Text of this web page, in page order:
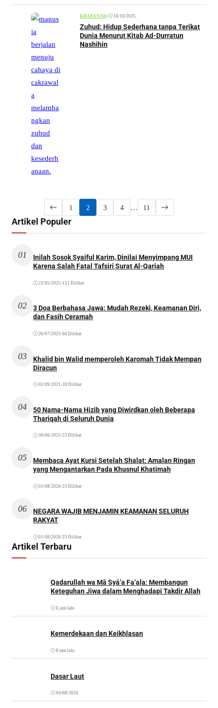
KHAZANAH• 18/10/2025
Zuhud: Hidup Sederhana tanpa Terikat
Dunia Menurut Kitab Ad-Durratun
Nashihin
1 2 3 4 … 11
Artikel Populer
01
Inilah Sosok Syaiful Karim, Dinilai Menyimpang MUI
Karena Salah Fatal Tafsiri Surat Al-Qariah
22/05/2025 •151 Dilihat
02
3 Doa Berbahasa Jawa: Mudah Rezeki, Keamanan Diri,
dan Fasih Ceramah
26/07/2025 •66 Dilihat
03
Khalid bin Walid memperoleh Karomah Tidak Mempan
Diracun
02/09/2021 •28 Dilihat
04
50 Nama-Nama Hizib yang Diwirdkan oleh Beberapa
Thariqah di Seluruh Dunia
30/06/2025 •23 Dilihat
05
Membaca Ayat Kursi Setelah Shalat: Amalan Ringan
yang Mengantarkan Pada Khusnul Khatimah
01/08/2026•23 Dilihat
06
NEGARA WAJIB MENJAMIN KEAMANAN SELURUH
RAKYAT
01/08/2026•23 Dilihat
Artikel Terbaru
Qadarullah wa Mā Syā’a Fa’ala: Membangun
Keteguhan Jiwa dalam Menghadapi Takdir Allah
6 jam lalu
Kemerdekaan dan Keikhlasan
8 jam lalu
Dasar Laut
04/08/2026